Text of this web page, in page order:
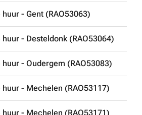
- Gent (RAO53063)
- Desteldonk (RAO53064)
- Oudergem (RAO53083)
- Mechelen (RAO53117)
- Mechelen (RAO53171)